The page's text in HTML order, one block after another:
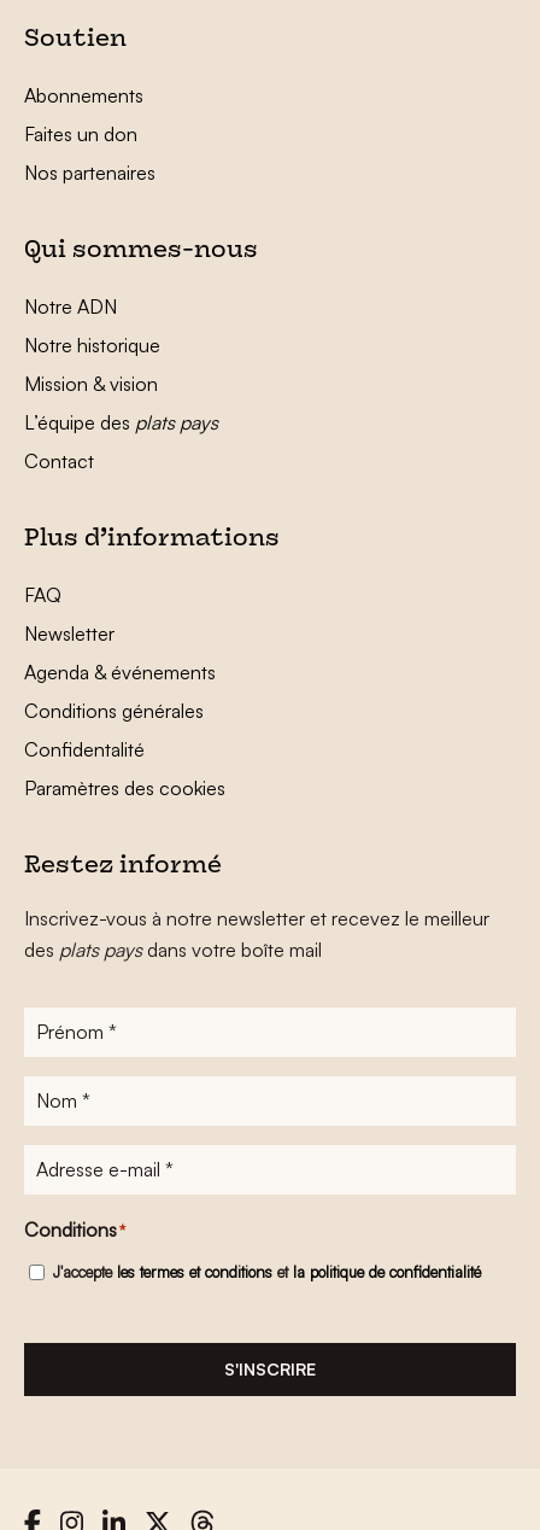
Soutien
Abonnements
Faites un don
Nos partenaires
Qui sommes-nous
Notre ADN
Notre historique
Mission & vision
L’équipe des plats pays
Contact
Plus d’informations
FAQ
Newsletter
Agenda & événements
Conditions générales
Confidentalité
Paramètres des cookies
Restez informé
Inscrivez-vous à notre newsletter et recevez le meilleur
des plats paysdans votre boîte mail
Prénom
Nom
Adresse
e-
mail*
Conditions*
J'accepte les termes et conditions et la politique de confidentialité
S'INSCRIRE